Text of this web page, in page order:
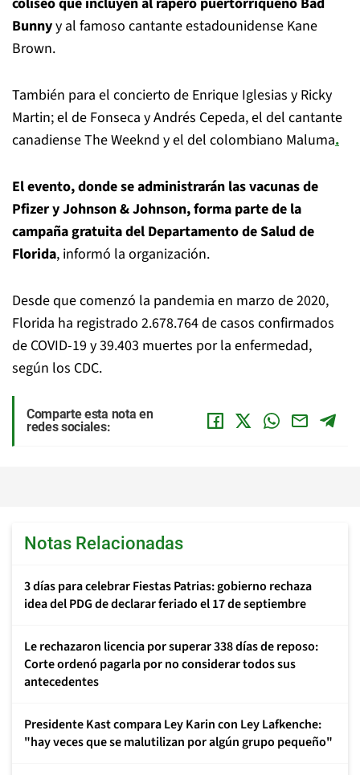
Bunnyy al famoso cantante estadounidense Kane
Brown.
También para el concierto de Enrique Iglesias y Ricky
Martin; el de Fonseca y Andrés Cepeda, el del cantante
canadiense The Weeknd y el del colombiano Maluma.
El evento, donde se administrarán las vacunas de
Pfizer y Johnson & Johnson, forma parte de la
campaña gratuita del Departamento de Salud de
Florida, informó la organización.
Desde que comenzó la pandemia en marzo de 2020,
Florida ha registrado 2.678.764 de casos confirmados
de COVID-19 y 39.403 muertes por la enfermedad,
según los CDC.
Comparte esta nota en
redes sociales:
Notas Relacionadas
3 días para celebrar Fiestas Patrias: gobierno rechaza
idea del PDG de declarar feriado el 17 de septiembre
Le rechazaron licencia por superar 338 días de reposo:
Corte ordenó pagarla por no considerar todos sus
antecedentes
Presidente Kast compara Ley Karin con Ley Lafkenche:
"hay veces que se malutilizan por algún grupo pequeño"